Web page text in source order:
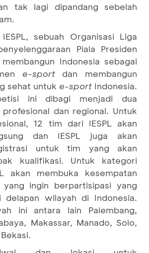
tak lagi dipandang sebelah
sebuah Organisasi Liga
Piala Presiden
Indonesia sebagai
e-sportdan membangun
sehat untuk e-sport Indonesia.
ini dibagi menjadi dua
dan regional. Untuk
12 tim dari IESPL akan
dan IESPL juga akan
untuk tim yang akan
kualifikasi. Untuk kategori
akan membuka kesempatan
ingin berpartisipasi yang
delapan wilayah di Indonesia.
ini antara lain Palembang,
Makassar, Manado, Solo,